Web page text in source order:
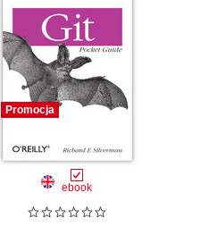
Promocja
ebook